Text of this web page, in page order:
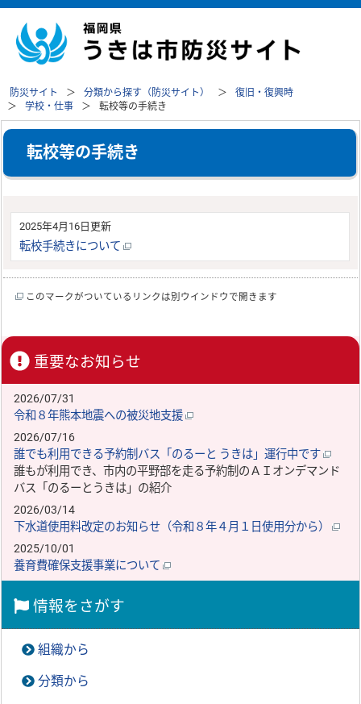
防災サイト 分類から探す（防災サイト）
復旧・復興時
学校・仕事
転校等の手続き
転校等の手続き
2025年4月16日更新
転校手続きについて
このマークがついているリンクは別ウインドウで開きます
重要なお知らせ
2026/07/31
令和８年熊本地震への被災地支援
2026/07/16
誰でも利用できる予約制バス「のるーと うきは」運行中です
誰もが利用でき、市内の平野部を走る予約制のＡＩオンデマンド
バス「のるーとうきは」の紹介
2026/03/14
下水道使用料改定のお知らせ（令和８年４月１日使用分から）
2025/10/01
養育費確保支援事業について
情報をさがす
組織から
分類から